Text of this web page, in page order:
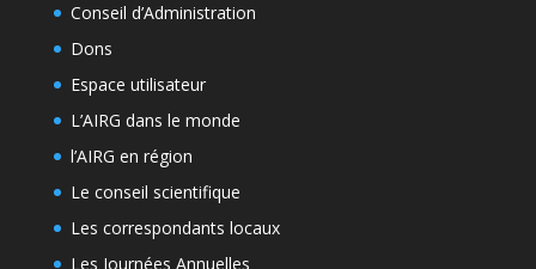
Conseil d’Administration
Dons
Espace utilisateur
L’AIRG dans le monde
l’AIRG en région
Le conseil scientifique
Les correspondants locaux
Les Journées Annuelles